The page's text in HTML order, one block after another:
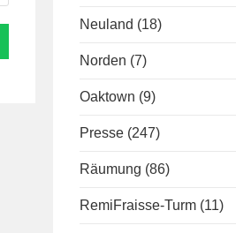
Neuland (18)
Norden (7)
Oaktown (9)
Presse (247)
Räumung (86)
RemiFraisse-Turm (11)